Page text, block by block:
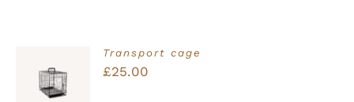
Bewertet
mit5.00
5
IN DEN
WARENKORB
Transport cage
£25.00